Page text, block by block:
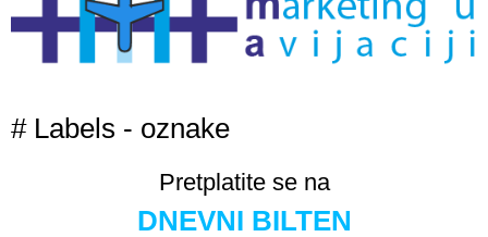
# Labels - oznake
Pretplatite se na
DNEVNI BILTEN